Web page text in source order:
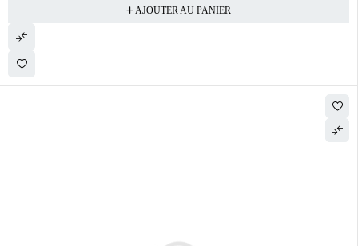
AJOUTER AU PANIER